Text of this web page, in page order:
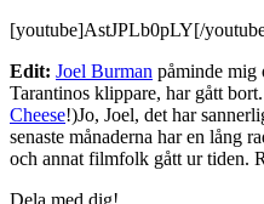
[youtube]AstJPLb0pLY[/
Edit: Joel Burman påminde mig
Tarantinos klippare, har gått
Cheese!)Jo, Joel, det har
senaste månaderna har en lång
och annat filmfolk gått ur tiden.
Dela med dig!